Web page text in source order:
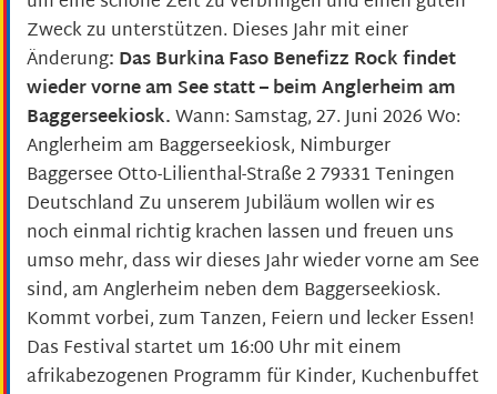
Zweck zu unterstützen. Dieses Jahr mit einer
Änderung: Das Burkina Faso Benefizz Rock findet
wieder vorne am See statt – beim Anglerheim am
Baggerseekiosk.Wann: Samstag, 27. Juni 2026 Wo:
Anglerheim am Baggerseekiosk, Nimburger
Baggersee Otto-Lilienthal-Straße 2 79331 Teningen
Deutschland Zu unserem Jubiläum wollen wir es
noch einmal richtig krachen lassen und freuen uns
umso mehr, dass wir dieses Jahr wieder vorne am See
sind, am Anglerheim neben dem Baggerseekiosk.
Kommt vorbei, zum Tanzen, Feiern und lecker Essen!
Das Festival startet um 16:00 Uhr mit einem
afrikabezogenen Programm für Kinder, Kuchenbuffet